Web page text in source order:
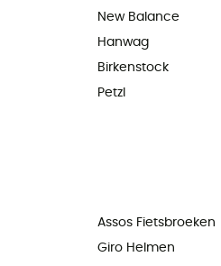
New Balance
Hanwag
Birkenstock
Petzl
Assos Fietsbroeken
Giro Helmen